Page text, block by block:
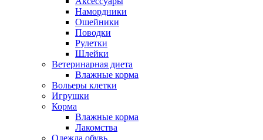
Намордники
Ошейники
Поводки
Рулетки
Шлейки
Ветеринарная диета
Влажные корма
Вольеры клетки
Игрушки
Корма
Влажные корма
Лакомства
Одежда обувь